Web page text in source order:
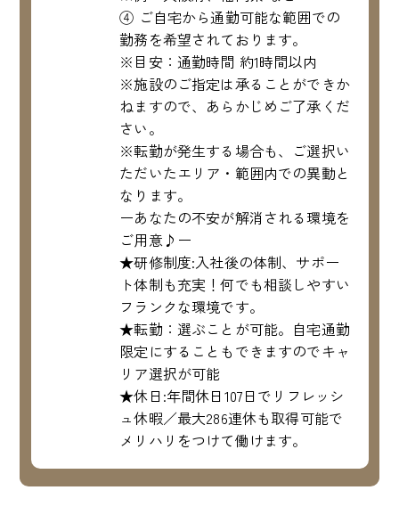
④ ご自宅から通勤可能な範囲での
勤務を希望されております。
※目安：通勤時間 約1時間以内
※施設のご指定は承ることができか
ねますので、あらかじめご了承くだ
さい。
※転勤が発生する場合も、ご選択い
ただいたエリア・範囲内での異動と
なります。
ーあなたの不安が解消される環境を
ご用意♪ー
★研修制度:入社後の体制、サポー
ト体制も充実！何でも相談しやすい
フランクな環境です。
★転勤：選ぶことが可能。自宅通勤
限定にすることもできますのでキャ
リア選択が可能
★休日:年間休日107日でリフレッシ
ュ休暇／最大286連休も取得可能で
メリハリをつけて働けます。